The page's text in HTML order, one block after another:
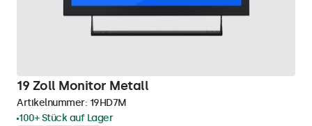
19 Zoll Monitor Metall
Artikelnummer: 19HD7M
100+ Stück auf Lager